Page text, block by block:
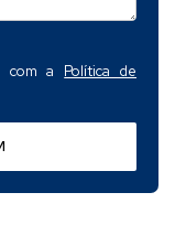
com a Política de